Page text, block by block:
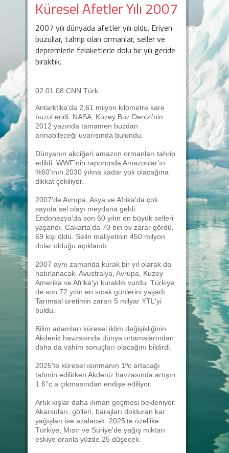
Küresel Afetler Yılı 2007
2007 yılı dünyada afetler yılı oldu. Eriyen
buzullar, tahrip olan ormanlar, seller ve
depremlerle felaketlerle dolu bir yılı geride
bıraktık.
02.01.08 CNN Türk
Antarktika'da 2,61 milyon kilometre kare
buzul eridi. NASA, Kuzey Buz Denizi'nin
2012 yazında tamamen buzdan
arınabileceği uyarısında bulundu.
Dünyanın akciğeri amazon ormanları tahrip
edildi. WWF'nin raporunda Amazonlar'ın
%60'ının 2030 yılına kadar yok olacağına
dikkat çekiliyor.
2007'de Avrupa, Asya ve Afrika'da çok
sayıda sel olayı meydana geldi.
Endonezya'da son 60 yılın en büyük selleri
yaşandı. Cakarta'da 70 bin ev zarar gördü,
69 kişi öldü. Selin maliyetinin 450 milyon
dolar olduğu açıklandı.
2007 aynı zamanda kurak bir yıl olarak da
hatırlanacak. Avustralya, Avrupa, Kuzey
Amerika ve Afrika'yı kuraklık vurdu. Türkiye
de son 72 yılın en sıcak günlerini yaşadı.
Tarımsal üretimin zararı 5 milyar YTL'yi
buldu.
Bilim adamları küresel iklim değişikliğinin
Akdeniz havzasında dünya ortamalarından
daha da vahim sonuçları olacağını bildirdi.
2025'te küresel ısınmanın 1ºc artacağı
tahmin edilirken Akdeniz havzasında artışın
1.6°c a çıkmasından endişe ediliyor.
Artık kışlar daha ılıman geçmesi bekleniyor.
Akarsuları, gölleri, barajları dolduran kar
yağışları ise azalacak. 2025'te özellike
Türkiye, Mısır ve Suriye'de yağış miktarı
eskiye oranla yüzde 25 düşecek.